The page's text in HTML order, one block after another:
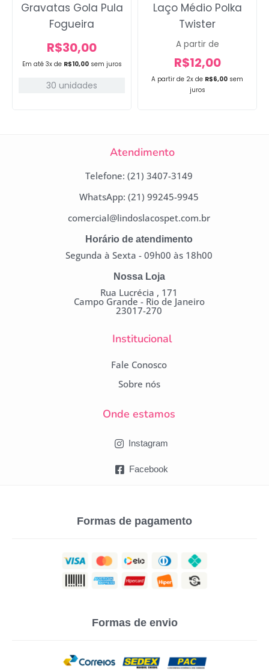
Em até 3x de R$10,00 sem juros
Gravatas Gola Pula
Fogueira
R$30,00
30 unidades
A partir de 2x de R$6,00 sem
juros
Laço Médio Polka
Twister
A partir de
R$12,00
Atendimento
Telefone: (21) 3407-3149
WhatsApp: (21) 99245-9945
comercial@lindoslacospet.com.br
Horário de atendimento
Segunda à Sexta - 09h00 às 18h00
Nossa Loja
Rua Lucrécia , 171
Campo Grande - Rio de Janeiro
23017-270
Institucional
Fale Conosco
Sobre nós
Onde estamos
Instagram
Facebook
Formas de pagamento
Formas de envio